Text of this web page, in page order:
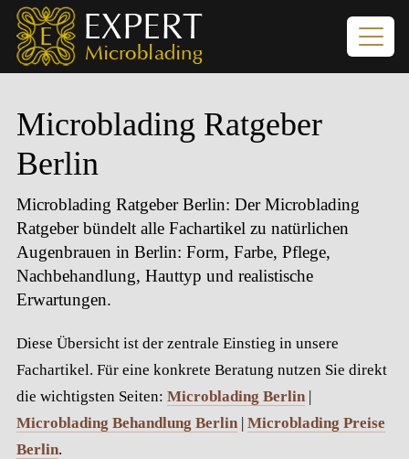
Microblading Ratgeber
Berlin
Microblading Ratgeber Berlin: Der Microblading
Ratgeber bündelt alle Fachartikel zu natürlichen
Augenbrauen in Berlin: Form, Farbe, Pflege,
Nachbehandlung, Hauttyp und realistische
Erwartungen.
Diese Übersicht ist der zentrale Einstieg in unsere
Fachartikel. Für eine konkrete Beratung nutzen Sie direkt
die wichtigsten Seiten: Microblading Berlin |
Microblading Behandlung Berlin | Microblading Preise
Berlin.